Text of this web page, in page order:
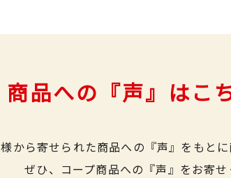
商品への『声』はこ
から寄せられた商品への『声』をもとに
ぜひ、コープ商品への『声』をお寄せ